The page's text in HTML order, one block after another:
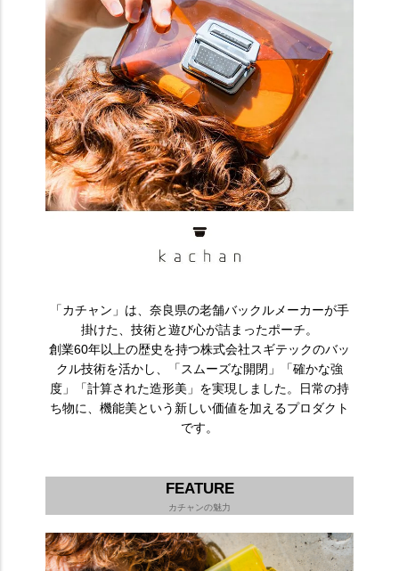
「カチャン」は、奈良県の老舗バックルメーカーが手
掛けた、技術と遊び心が詰まったポーチ。
創業60年以上の歴史を持つ株式会社スギテックのバッ
クル技術を活かし、「スムーズな開閉」「確かな強
度」「計算された造形美」を実現しました。日常の持
ち物に、機能美という新しい価値を加えるプロダクト
です。
FEATURE
カチャンの魅力